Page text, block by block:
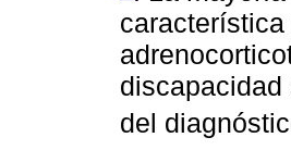
discapacidad
del